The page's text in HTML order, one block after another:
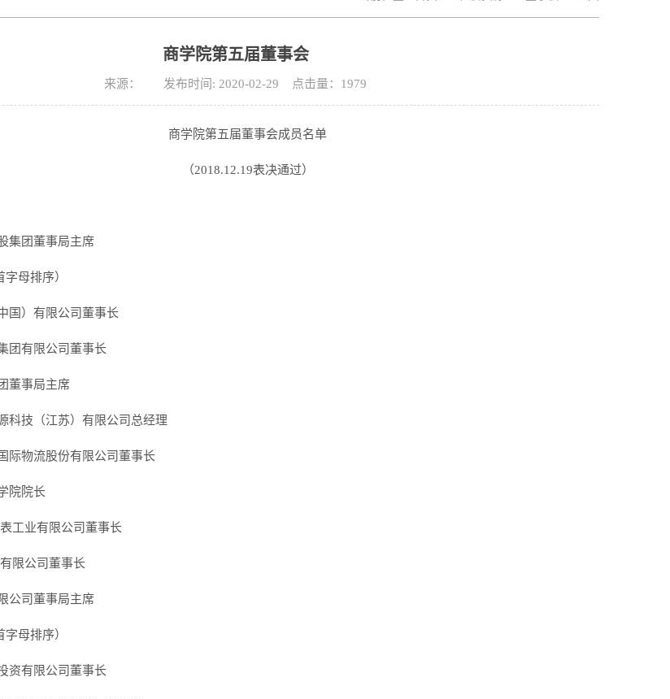
商学院第五届董事会
来源： 发布时间: 2020-02-29 点击量： 1979
商学院第五届董事会成员名单
（2018.12.19表决通过）
集团董事局主席
母排序）
国）有限公司董事长
团有限公司董事长
董事局主席
科技（江苏）有限公司总经理
际物流股份有限公司董事长
院院长
工业有限公司董事长
限公司董事长
公司董事局主席
母排序）
资有限公司董事长